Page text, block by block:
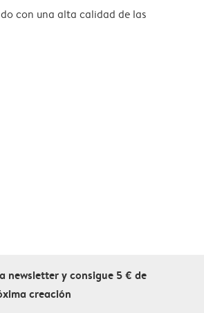
con una alta calidad de las
pagination
newsletter y consigue 5 € de
creación